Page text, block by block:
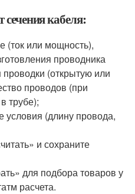
сечения кабеля:
(ток или мощность),
проводника
(открытую или
проводов (при
трубе);
условия (длину провода,
и сохраните
для подбора товаров у
расчета.